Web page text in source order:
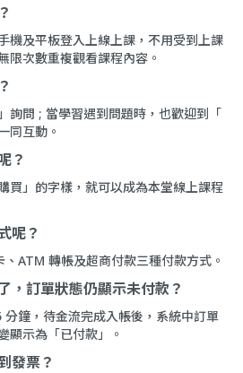
機及平板登入上線上課，不用受到上課
限次數重複觀看課程內容。
」詢問 ; 當學習遇到問題時，也歡迎到「
同互動。
？
買」的字樣，就可以成為本堂線上課程
呢？
ATM 轉帳及超商付款三種付款方式。
，訂單狀態仍顯示未付款？
鐘，待金流完成入帳後，系統中訂單
顯示為「已付款」。
發票？